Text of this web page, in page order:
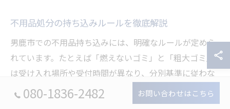
不用品処分の持ち込みルールを徹底解説
男鹿市での不用品持ち込みには、明確なルールが定めら
れています。たとえば「燃えないゴミ」と「粗大ゴミ」
は受け入れ場所や受付時間が異なり、分別基準に従わな
い場合は受け付けてもらえません。
080-1836-2482 お問い合わせはこちら